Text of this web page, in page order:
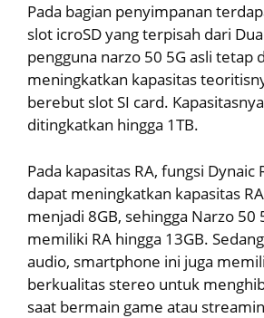
Pada bagian penyimpanan
slot icroSD yang terpisah dari
pengguna narzo 50 5G asli tetap
meningkatkan kapasitas
berebut slot SI card.
ditingkatkan hingga 1TB.
Pada kapasitas RA, fungsi Dynaic
dapat meningkatkan kapasitas
menjadi 8GB, sehingga Narzo 50
memiliki RA hingga 13GB.
audio, smartphone ini juga
berkualitas stereo untuk
saat bermain game atau